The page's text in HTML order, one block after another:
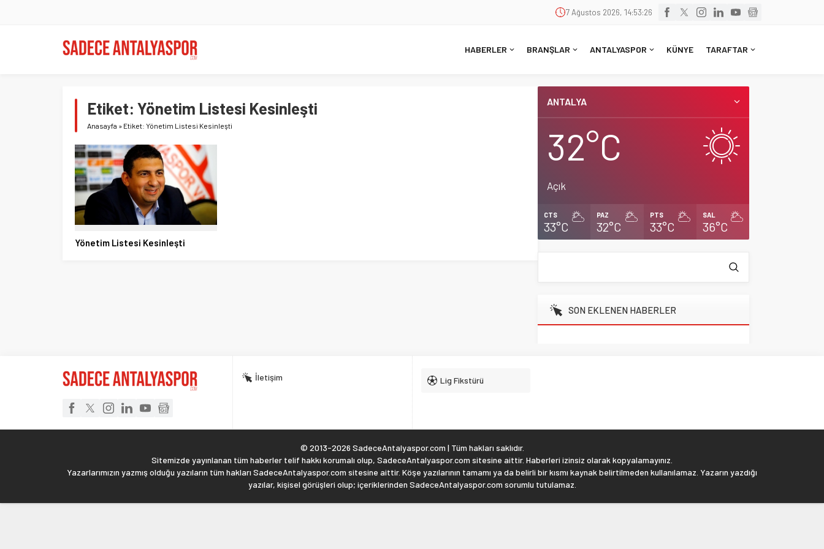
7 Ağustos 2026, 14:53:27
HABERLER BRANŞLAR ANTALYASPOR KÜNYE TARAFTAR
Etiket: Yönetim Listesi Kesinleşti
Anasayfa » Etiket: Yönetim Listesi Kesinleşti
Yönetim Listesi Kesinleşti
ANTALYA
32°C
Açık
CTS
33°C
PAZ
32°C
PTS
33°C
SAL
36°C
SON EKLENEN HABERLER
İletişim Lig Fikstürü
© 2013-2026 SadeceAntalyaspor.com | Tüm hakları saklıdır.
Sitemizde yayınlanan tüm haberler telif hakkı korumalı olup, SadeceAntalyaspor.com sitesine aittir. Haberleri izinsiz olarak kopyalamayınız.
Yazarlarımızın yazmış olduğu yazıların tüm hakları SadeceAntalyaspor.com sitesine aittir. Köşe yazılarının tamamı ya da belirli bir kısmı kaynak belirtilmeden kullanılamaz. Yazarın yazdığı
yazılar, kişisel görüşleri olup; içeriklerinden SadeceAntalyaspor.com sorumlu tutulamaz.